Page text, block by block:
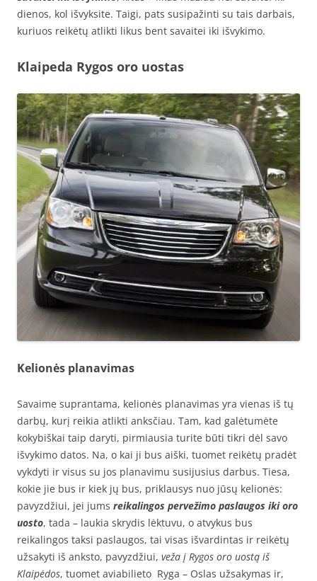
dienos, kol išvyksite. Taigi, pats susipažinti su tais darbais,
kuriuos reikėtų atlikti likus bent savaitei iki išvykimo.
Klaipeda Rygos oro uostas
Kelionės planavimas
Savaime suprantama, kelionės planavimas yra vienas iš tų
darbų, kurį reikia atlikti anksčiau. Tam, kad galėtumėte
kokybiškai taip daryti, pirmiausia turite būti tikri dėl savo
išvykimo datos. Na, o kai ji bus aiški, tuomet reikėtų pradėt
vykdyti ir visus su jos planavimu susijusius darbus. Tiesa,
kokie jie bus ir kiek jų bus, priklausys nuo jūsų kelionės:
pavyzdžiui, jei jums reikalingos pervežimo paslaugos iki oro
uosto, tada – laukia skrydis lėktuvu, o atvykus bus
reikalingos taksi paslaugos, tai visas išvardintas ir reikėtų
užsakyti iš anksto, pavyzdžiui, veža į Rygos oro uostą iš
Klaipėdos, tuomet aviabilieto Ryga – Oslas užsakymas ir,